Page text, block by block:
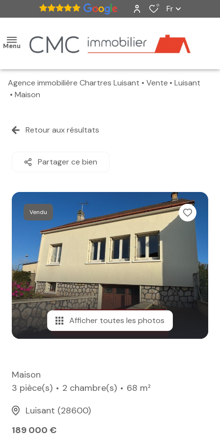
0 Fr
Menu
accueil
vendus
estimation
e-mail
agence
nos
honoraires
contact
Agence immobilière Chartres Luisant Vente
Luisant
Maison
Retour aux résultats
Partager ce bien
Vendu
Afficher toutes les photos
Maison
3 pièce(s)
2 chambre(s)
68 m²
Luisant (28600)
189 000 €